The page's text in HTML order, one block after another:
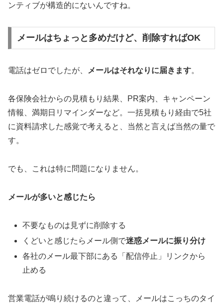
ンティブが構造的にないんですね。
メールはちょっと多めだけど、削除すればOK
電話はゼロでしたが、 メールはそれなりに届きます。
各保険会社からの見積もり結果、PR案内、キャンペーン
情報、満期日リマインダーなど。一括見積もり経由で5社
に資料請求した感覚で考えると、当然と言えば当然の量で
す。
でも、これは特に問題になりません。
メールが多いと感じたら
不要なものは見ずに削除する
くどいと感じたらメール側で迷惑メールに振り分け
各社のメール最下部にある「配信停止」リンクから
止める
営業電話が鳴り続けるのと違って、メールはこっちのタイ